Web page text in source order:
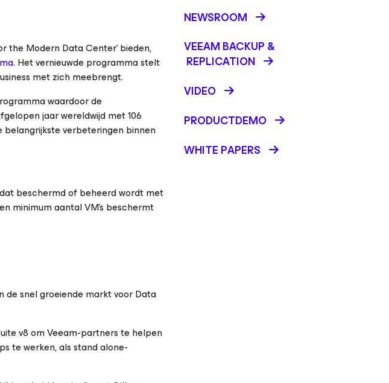
the Modern Data Center’ bieden,
. Het vernieuwde programma stelt
met zich meebrengt.
waardoor de
jaar wereldwijd met 106
belangrijkste verbeteringen binnen
beschermd of beheerd wordt met
minimum aantal VM’s beschermt
snel groeiende markt voor Data
v8 om Veeam-partners te helpen
te werken, als stand alone-
NEWSROOM
VEEAM BACKUP &
REPLICATION
VIDEO
PRODUCTDEMO
WHITE PAPERS